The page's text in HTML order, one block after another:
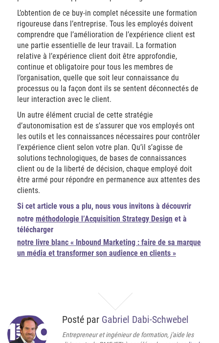
L’obtention de ce buy-in complet nécessite une formation
rigoureuse dans l’entreprise. Tous les employés doivent
comprendre que l’amélioration de l’expérience client est
une partie essentielle de leur travail. La formation
relative à l’expérience client doit être approfondie,
continue et obligatoire pour tous les membres de
l’organisation, quelle que soit leur connaissance du
processus ou la façon dont ils se sentent déconnectés de
leur interaction avec le client.
Un autre élément crucial de cette stratégie
d’autonomisation est de s’assurer que vos employés ont
les outils et les connaissances nécessaires pour contrôler
l’expérience client selon votre plan. Qu’il s’agisse de
solutions technologiques, de bases de connaissances
client ou de la liberté de décision, chaque employé doit
être armé pour répondre en permanence aux attentes des
clients.
Si cet article vous a plu, nous vous invitons à découvrir
notre méthodologie l’Acquisition Strategy Design et à
télécharger
notre livre blanc « Inbound Marketing : faire de sa marque
un média et transformer son audience en clients »
Posté par Gabriel Dabi-Schwebel
Entrepreneur et ingénieur de formation, j'aide les